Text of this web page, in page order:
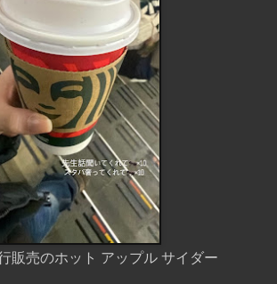
ット アップル サイダー